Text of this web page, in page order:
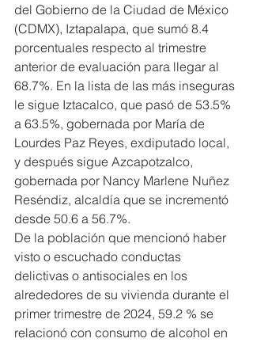
del Gobierno de la Ciudad de México
(CDMX), Iztapalapa, que sumó 8.4
porcentuales respecto al trimestre
anterior de evaluación para llegar al
68.7%. En la lista de las más inseguras
le sigue Iztacalco, que pasó de 53.5%
a 63.5%, gobernada por María de
Lourdes Paz Reyes, exdiputado local,
y después sigue Azcapotzalco,
gobernada por Nancy Marlene Nuñez
Reséndiz, alcaldía que se incrementó
desde 50.6 a 56.7%.
De la población que mencionó haber
visto o escuchado conductas
delictivas o antisociales en los
alrededores de su vivienda durante el
primer trimestre de 2024, 59.2 % se
relacionó con consumo de alcohol en